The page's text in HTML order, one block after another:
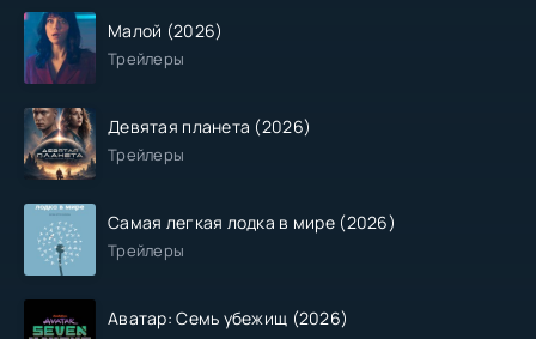
Малой (2026)
Трейлеры
Девятая планета (2026)
Трейлеры
Самая легкая лодка в мире (2026)
Трейлеры
Аватар: Семь убежищ (2026)